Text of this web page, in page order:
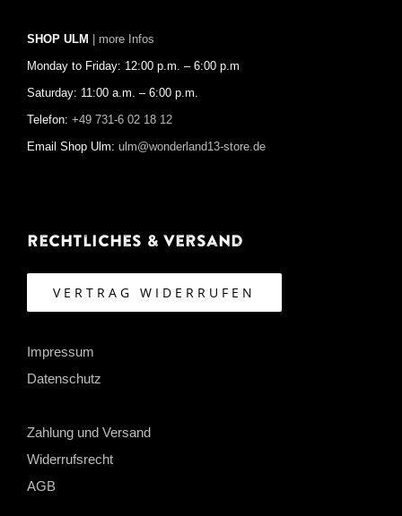
SHOP ULM | more Infos
Monday to Friday: 12:00 p.m. – 6:00 p.m
Saturday: 11:00 a.m. – 6:00 p.m.
Telefon: +49 731-6 02 18 12
Email Shop Ulm: ulm@wonderland13-store.de
Rechtliches & Versand
VERTRAG WIDERRUFEN
Impressum
Datenschutz
Zahlung und Versand
Widerrufsrecht
AGB